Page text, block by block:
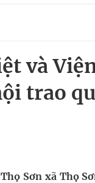
lực cho môi
bảo hiểm y tế nếu
riêng 2026
và
trao
Sơn xã Thọ